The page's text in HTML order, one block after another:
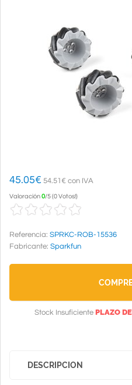
45.05€ 54.51€ con IVA
Valoración0/5(0 Votos!)
Referencia: SPRKC-ROB-15536
Fabricante: Sparkfun
Stock Insuficiente PLAZO
DESCRIPCION